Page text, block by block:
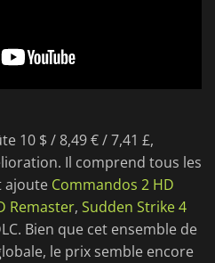
10 $ / 8,49 € / 7,41 £,
Il comprend tous les
ajoute Commandos 2 HD
Remaster, Sudden Strike 4
Bien que cet ensemble de
le prix semble encore